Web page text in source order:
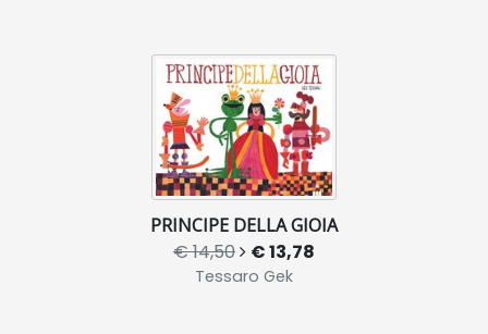
PRINCIPE DELLA GIOIA
€ 14,50 € 13,78
Tessaro Gek